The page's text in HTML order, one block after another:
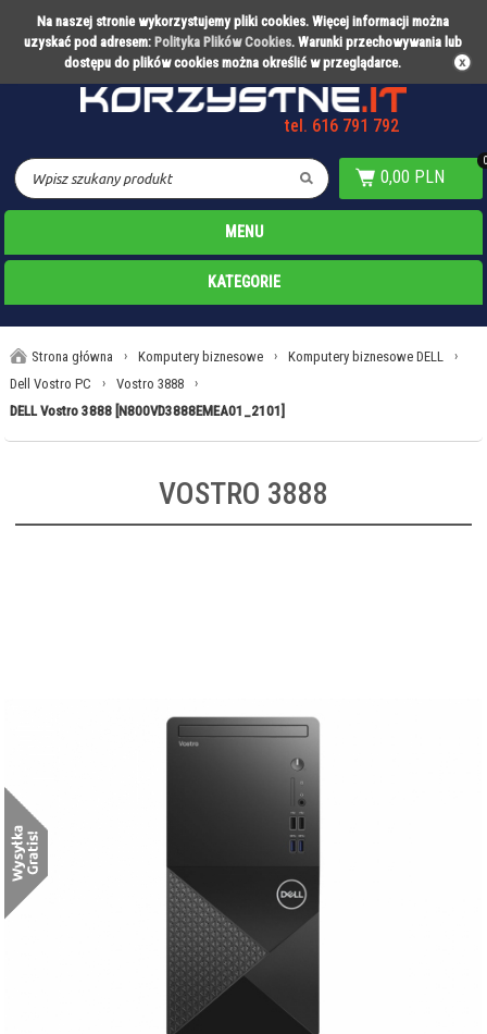
Na naszej stronie wykorzystujemy pliki cookies. Więcej informacji można
uzyskać pod adresem: Polityka Plików Cookies. Warunki przechowywania lub
dostępu do plików cookies można określić w przeglądarce.
Partner technologiczny Warty Poznań
tel. 616 791 792
0,00 PLN
0
MENU
KATEGORIE
Strona główna › Komputery biznesowe › Komputery biznesowe DELL ›
Dell Vostro PC › Vostro 3888 ›
DELL Vostro 3888 [N800VD3888EMEA01_2101]
VOSTRO 3888